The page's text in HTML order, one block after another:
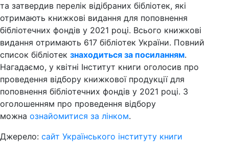
та затвердив перелік відібраних бібліотек, які
отримають книжкові видання для поповнення
бібліотечних фондів у 2021 році. Всього книжкові
видання отримають 617 бібліотек України. Повний
список бібліотек знаходиться за посиланням.
Нагадаємо, у квітні Інститут книги оголосив про
проведення відбору книжкової продукції для
поповнення бібліотечних фондів у 2021 році. З
оголошенням про проведення відбору
можна ознайомитися за лінком.
Джерело: сайт Українського інституту книги